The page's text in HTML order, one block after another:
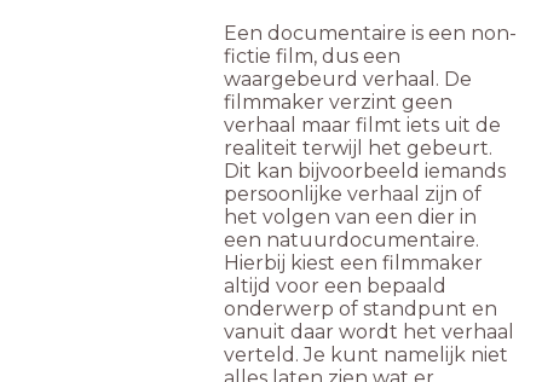
Een documentaire is een non-
fictie film, dus een
waargebeurd verhaal. De
filmmaker verzint geen
verhaal maar filmt iets uit de
realiteit terwijl het gebeurt.
Dit kan bijvoorbeeld iemands
persoonlijke verhaal zijn of
het volgen van een dier in
een natuurdocumentaire.
Hierbij kiest een filmmaker
altijd voor een bepaald
onderwerp of standpunt en
vanuit daar wordt het verhaal
verteld. Je kunt namelijk niet